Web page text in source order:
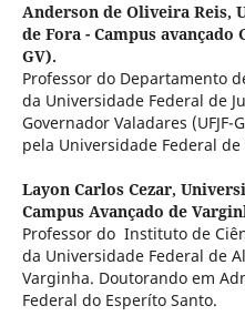
Anderson de Oliveira Reis,
de Fora - Campus avançado
GV).
Professor do Departamento
da Universidade Federal de
Governador Valadares
pela Universidade Federal de
Layon Carlos Cezar,
Campus Avançado de
Professor do Instituto de
da Universidade Federal de
Varginha. Doutorando em
Federal do Esperíto Santo.